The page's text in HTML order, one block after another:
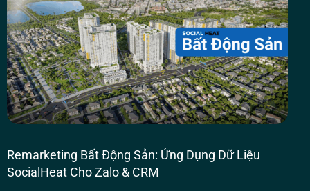
Remarketing Bất Động Sản: Ứng Dụng Dữ Liệu
SocialHeat Cho Zalo & CRM